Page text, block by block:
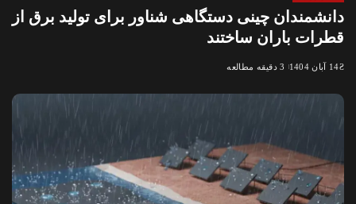
دانشمندان چینی دستگاهی شناور برای تولید برق از
قطرات باران ساختند
14 آبان 1404 3 دقیقه مطالعه